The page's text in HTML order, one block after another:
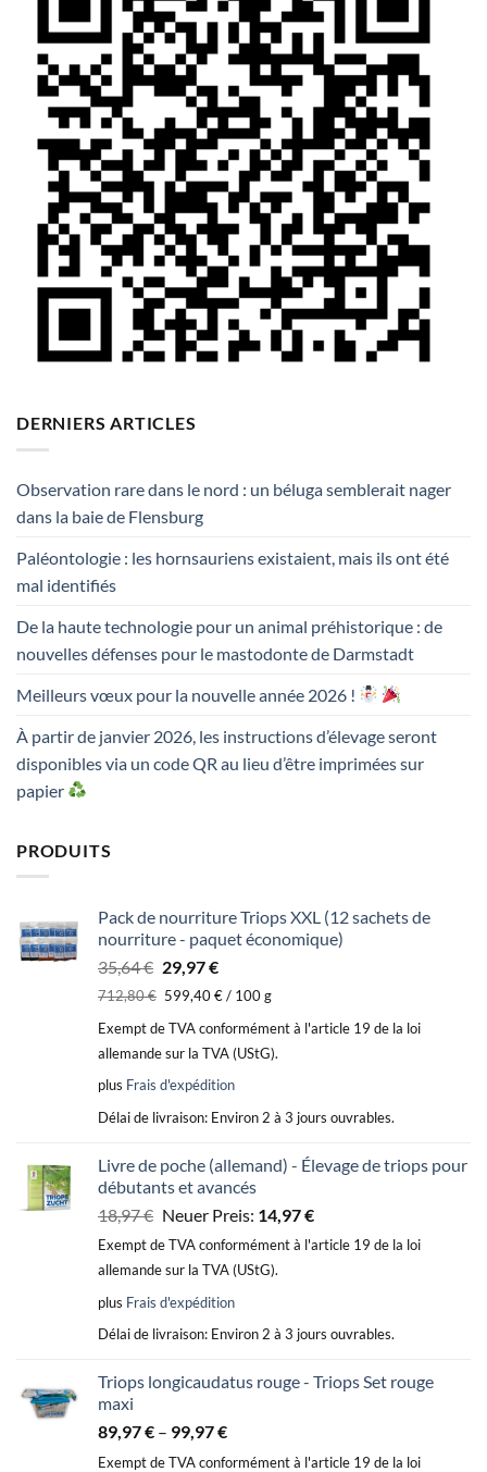
DERNIERS ARTICLES
Observation rare dans le nord : un béluga semblerait nager
dans la baie de Flensburg
Paléontologie : les hornsauriens existaient, mais ils ont été
mal identifiés
De la haute technologie pour un animal préhistorique : de
nouvelles défenses pour le mastodonte de Darmstadt
Meilleurs vœux pour la nouvelle année 2026 !
À partir de janvier 2026, les instructions d’élevage seront
disponibles via un code QR au lieu d’être imprimées sur
papier
PRODUITS
Pack de nourriture Triops XXL (12 sachets de
nourriture - paquet économique)
35,64€ Le
prix
était :
35,64 €.
29,97€Le
prix
est :
29,97 €.
712,80€ 599,40€/ 100g
Exempt de TVA conformément à l'article 19 de la loi
allemande sur la TVA (UStG).
plus Frais d'expédition
Délai de livraison: Environ 2 à 3 jours ouvrables.
Livre de poche (allemand) - Élevage de triops pour
débutants et avancés
18,97€ Le
prix
initial
était :
18,97 €.
Neuer Preis: 14,97€Le
prix
Exempt de TVA conformément à l'article 19 de la loi
allemande sur la TVA (UStG).
plus Frais d'expédition
Délai de livraison: Environ 2 à 3 jours ouvrables.
Triops longicaudatus rouge - Triops Set rouge
maxi
89,97€ – 99,97€
Exempt de TVA conformément à l'article 19 de la loi